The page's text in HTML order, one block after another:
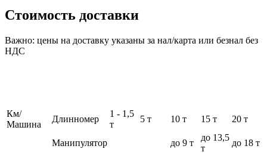
Стоимость доставки
Важно: цены на доставку указаны за нал/карта или безнал без
НДС
Км/
Машина
Длинномер
1 - 1,5
т
5 т 10 т 15 т 20 т
Манипулятор до 9 т
до 13,5
т
до 18 т